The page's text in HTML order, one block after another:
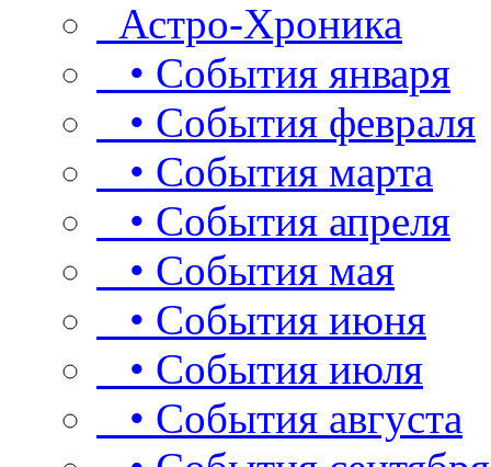
Астро-Хроника
• События января
• События февраля
• События марта
• События апреля
• События мая
• События июня
• События июля
• События августа